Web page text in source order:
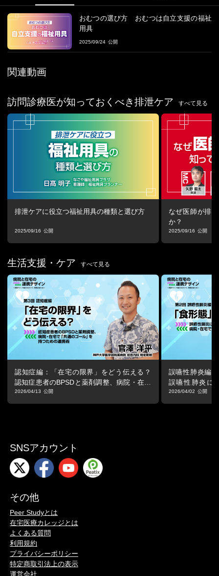
おむつ宅配便 代表、理学療法士
理学療法士として医療・介護現場に従事する中で、排泄ケアに関
する課題と深く向き合い、「おむつ宅配便」を立ち上げる。専門
職の視点から、在宅療養者や施設利用者一人ひとりに最適な排泄
環境を届けることを使命に、福祉用具の選定・相談・配達までを
「“なんとなく”ではない、科学的な排泄ケア」をキーワードに、医
療・介護専門職への研修や講演、現場への助言を多数実施。現場
向上に貢献している。
■シリーズ
訪問診療医が知っておくべき排泄ケア
--「排泄ケアは看護師や介護職の仕事」と思っていませんか？--
その排泄ケア、なんとなくで済ませていませんか？
――訪問診療医だからこそできる、エビデンスに基づく支援を
「排泄ケアは看護師や介護職の仕事」と思っていませんか？
訪問診療医こそ知っておきたい排泄ケアのエビデンスと最新知識
を、わかりやすく解説。
尿失禁・便秘・褥瘡といった在宅医療で頻繁に遭遇する課題に、
医師として何ができるのかを一緒に考えます。
おむつの選び方 おむつは自立支援の福祉
用具
2025/09/24
関連動画
訪問診療医が知っておくべき排泄ケア すべて見る
排泄ケアに役立つ福祉用具の種類と選び方
2025/09/16
なぜ医師が排
か？
2025/09/16
生活支援・ケア すべて見る
認知症編：「在宅の限界」をどう伝える？
認知症患者のBPSDと薬剤調整、病院・在宅
で「共通のゴール」を持つための連携術
2026/04/13
誤嚥性肺炎編
誤嚥性肺炎に
と、病院・在
携術
2026/04/02
SNSアカウント
その他
Peer Studyとは
在宅医療カレッジとは
よくある質問
利用規約
プライバシーポリシー
特定商取引法上の表示
運営会社